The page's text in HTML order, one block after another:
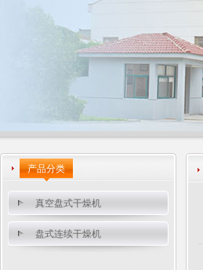
产品分类
真空盘式干燥机
盘式连续干燥机